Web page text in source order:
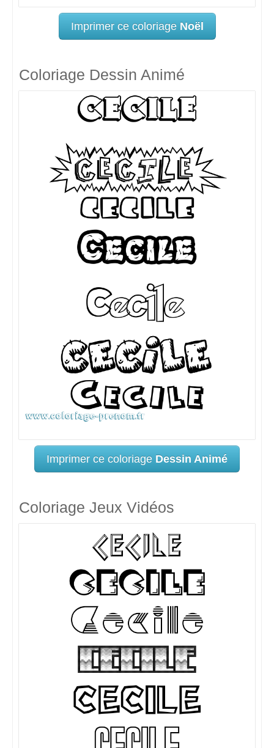
Imprimer ce coloriage Noël
Coloriage Dessin Animé
Imprimer ce coloriage Dessin Animé
Coloriage Jeux Vidéos